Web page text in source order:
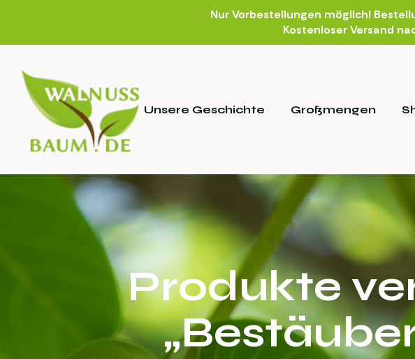
Nur Vorbestellungen möglich!
Kostenloser Versand
Unsere Geschichte Großmengen
Produkte